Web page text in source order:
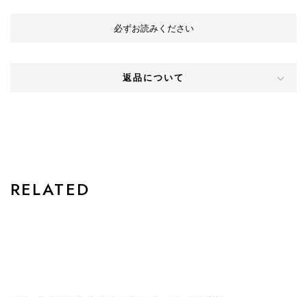
必ずお読みください
返品について
RELATED